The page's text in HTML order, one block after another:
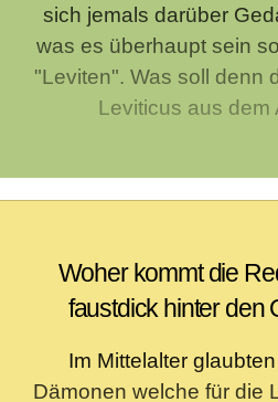
sich jemals darüber
was es überhaupt sein
"Leviten". Was soll denn
Leviticus aus dem
Woher kommt die
faustdick hinter den
Im Mittelalter
Dämonen welche für die